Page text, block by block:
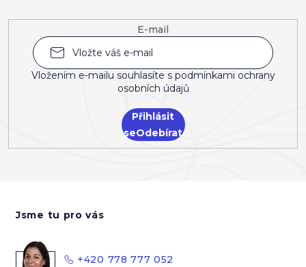
E-mail
Vložením e-mailu souhlasíte s podmínkami ochrany
osobních údajů
Přihlásit
se
Jsme tu pro vás
+420 778 777 052